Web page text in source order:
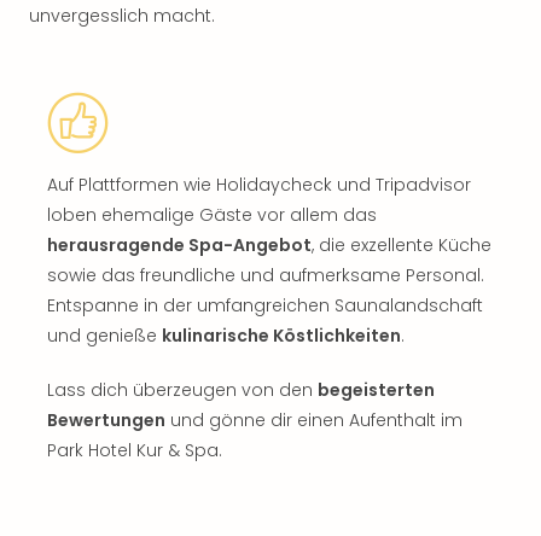
unvergesslich macht.
Auf Plattformen wie Holidaycheck und Tripadvisor
loben ehemalige Gäste vor allem das
herausragende Spa-Angebot, die exzellente Küche
sowie das freundliche und aufmerksame Personal.
Entspanne in der umfangreichen Saunalandschaft
und genieße kulinarische Köstlichkeiten.
Lass dich überzeugen von den begeisterten
Bewertungen und gönne dir einen Aufenthalt im
Park Hotel Kur & Spa.